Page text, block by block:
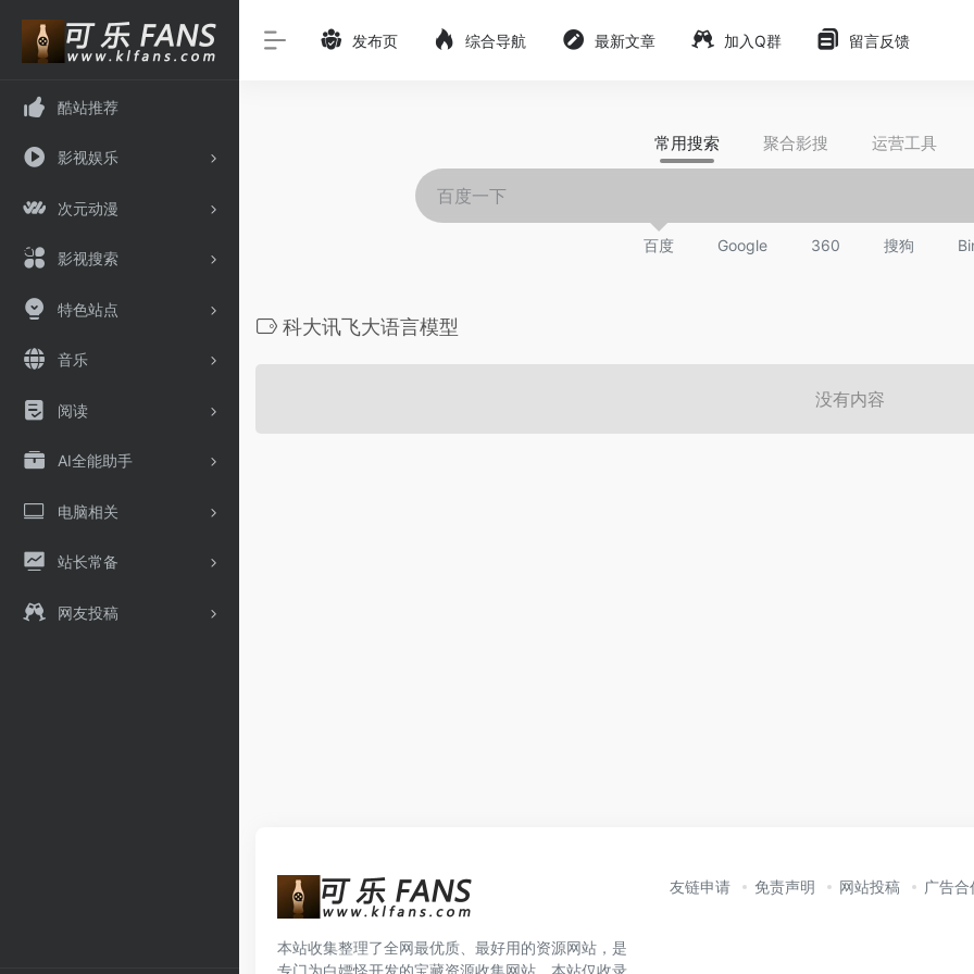
酷站推荐
影视娱乐
次元动漫
影视搜索
特色站点
音乐
阅读
AI全能助手
电脑相关
站长常备
网友投稿
发布页 综合导航 最新文章 加入Q群 留言反馈
常用搜索 聚合影搜 运营工具
百度 Google 360 搜狗
科大讯飞大语言模型
没有内容
本站收集整理了全网最优质、最好用的资源网站，是
专门为白嫖怪开发的宝藏资源收集网站。本站仅收录
友链申请 免责声明 网站投稿 广告合